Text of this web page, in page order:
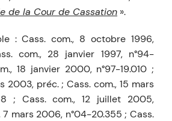
de la Cour de Cassation ».
: Cass. com., 8 octobre 1996,
com., 28 janvier 1997, n°94-
18 janvier 2000, n°97-19.010 ;
2003, préc. ; Cass. com., 15 mars
; Cass. com., 12 juillet 2005,
7 mars 2006, n°04-20.355 ; Cass.